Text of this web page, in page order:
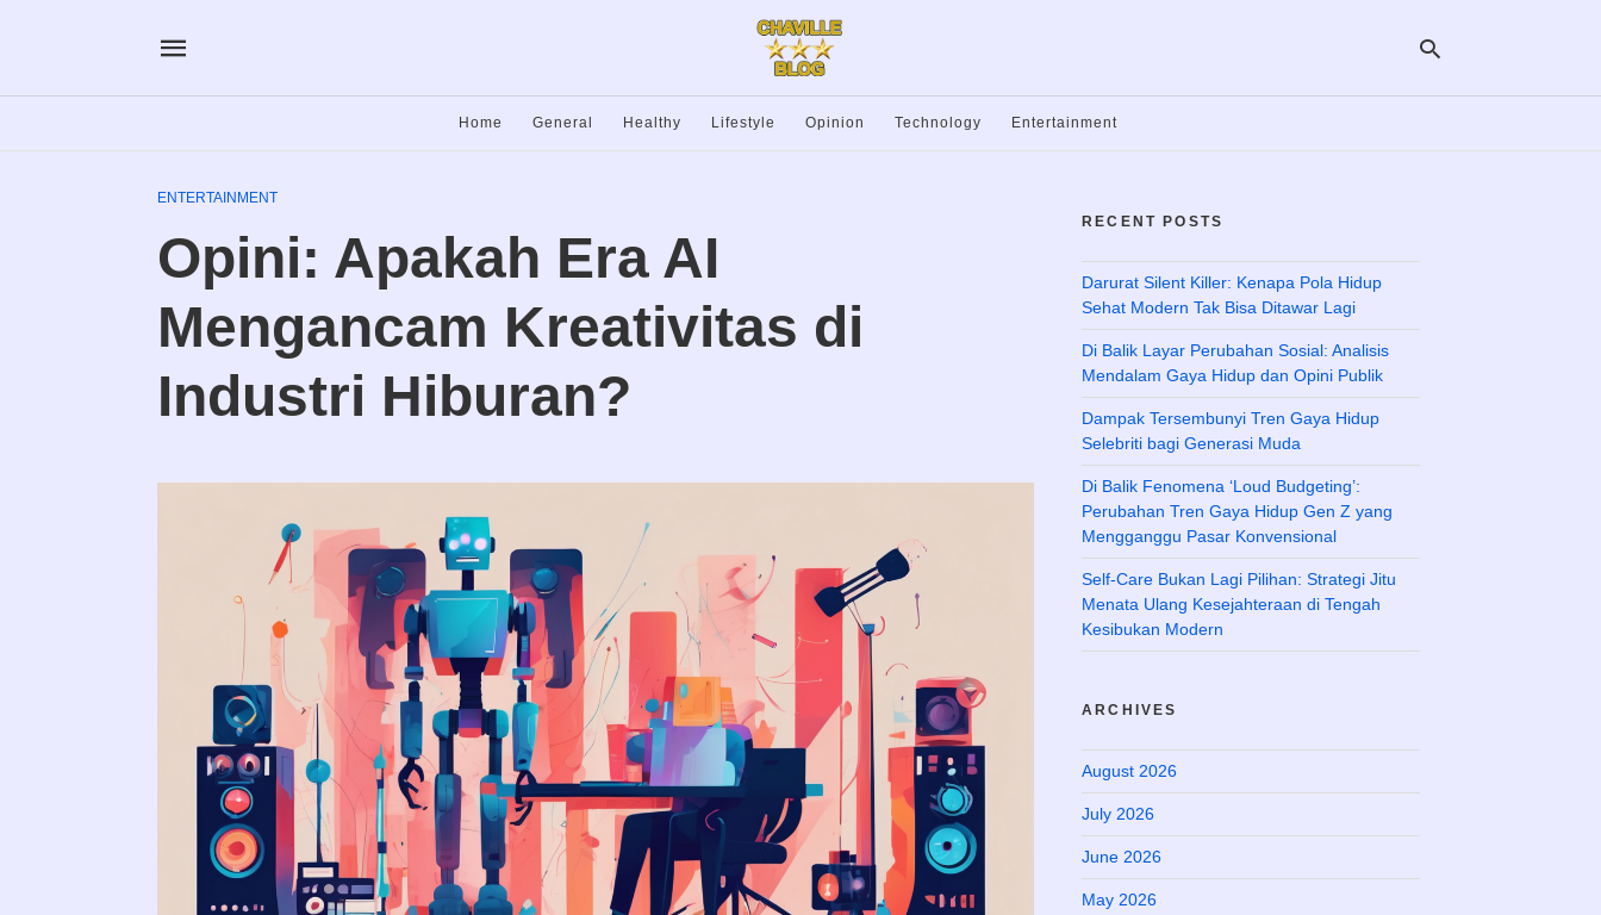
Home General Healthy Lifestyle Opinion Technology Entertainment
ENTERTAINMENT
Opini: Apakah Era AI
Mengancam Kreativitas di
Industri Hiburan?
RECENT POSTS
Darurat Silent Killer: Kenapa Pola Hidup
Sehat Modern Tak Bisa Ditawar Lagi
Di Balik Layar Perubahan Sosial: Analisis
Mendalam Gaya Hidup dan Opini Publik
Dampak Tersembunyi Tren Gaya Hidup
Selebriti bagi Generasi Muda
Di Balik Fenomena ‘Loud Budgeting’:
Perubahan Tren Gaya Hidup Gen Z yang
Mengganggu Pasar Konvensional
Self-Care Bukan Lagi Pilihan: Strategi Jitu
Menata Ulang Kesejahteraan di Tengah
Kesibukan Modern
ARCHIVES
August 2026
July 2026
June 2026
May 2026